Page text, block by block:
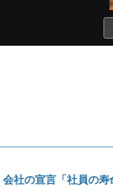
会社の宣言「社員の